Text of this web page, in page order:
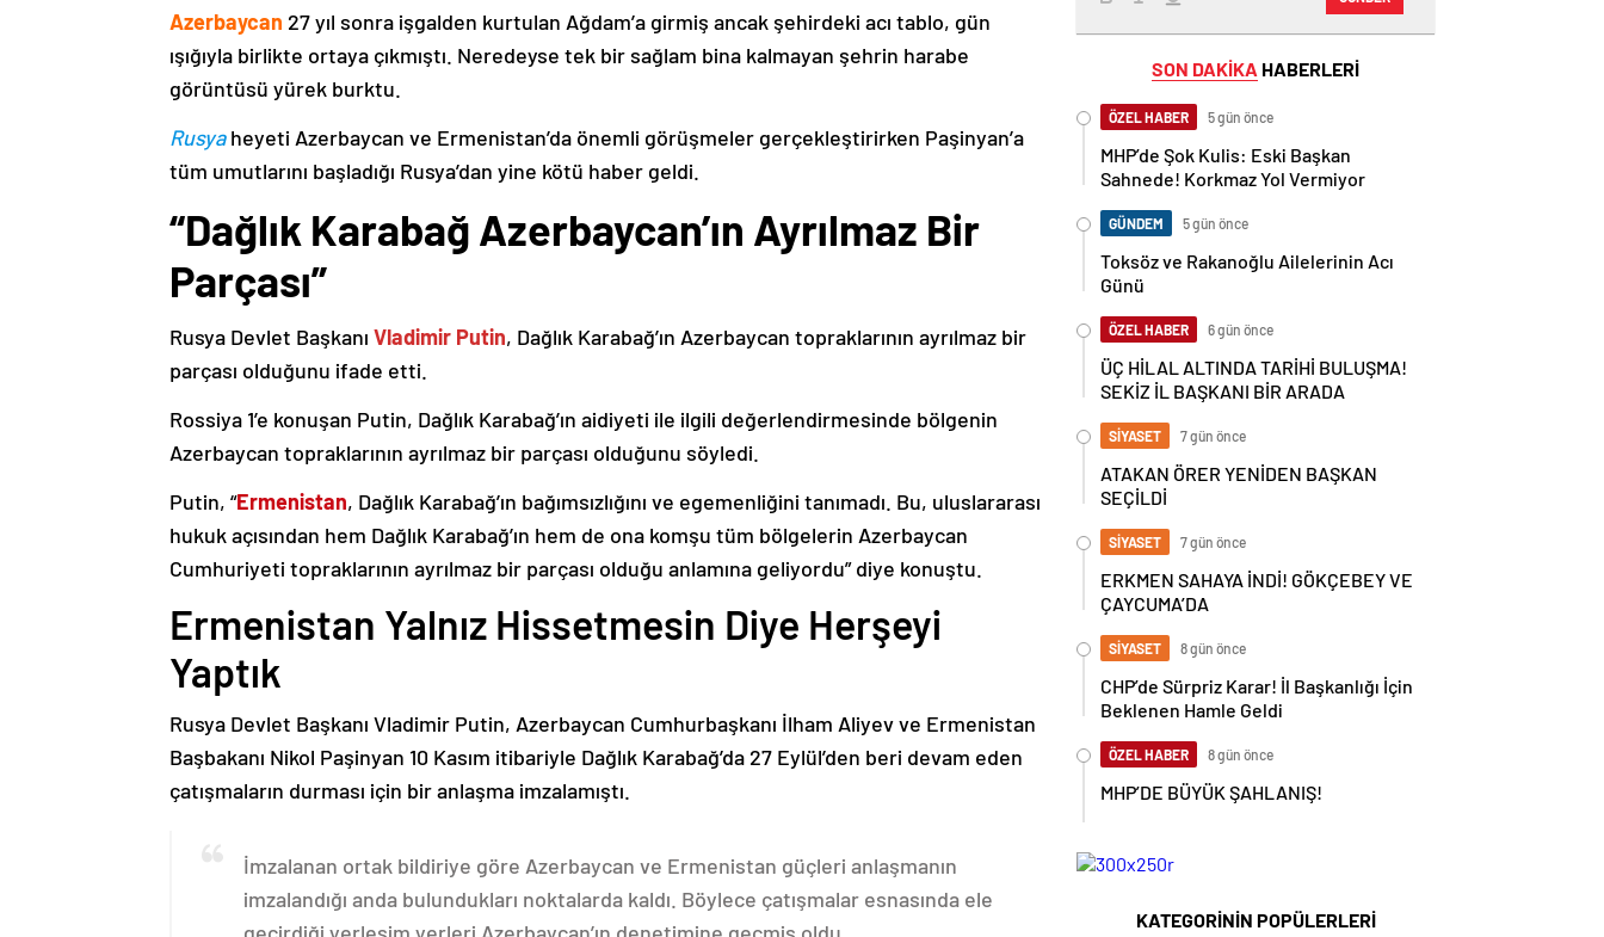
Azerbaycan 27 yıl sonra işgalden kurtulan Ağdam’a girmiş ancak şehirdeki acı tablo, gün
ışığıyla birlikte ortaya çıkmıştı. Neredeyse tek bir sağlam bina kalmayan şehrin harabe
görüntüsü yürek burktu.
Rusyaheyeti Azerbaycan ve Ermenistan’da önemli görüşmeler gerçekleştirirken Paşinyan’a
tüm umutlarını başladığı Rusya’dan yine kötü haber geldi.
“Dağlık Karabağ Azerbaycan’ın Ayrılmaz Bir
Parçası”
Rusya Devlet Başkanı Vladimir Putin, Dağlık Karabağ’ın Azerbaycan topraklarının ayrılmaz bir
parçası olduğunu ifade etti.
Rossiya 1’e konuşan Putin, Dağlık Karabağ’ın aidiyeti ile ilgili değerlendirmesinde bölgenin
Azerbaycan topraklarının ayrılmaz bir parçası olduğunu söyledi.
Putin, “Ermenistan, Dağlık Karabağ’ın bağımsızlığını ve egemenliğini tanımadı. Bu, uluslararası
hukuk açısından hem Dağlık Karabağ’ın hem de ona komşu tüm bölgelerin Azerbaycan
Cumhuriyeti topraklarının ayrılmaz bir parçası olduğu anlamına geliyordu” diye konuştu.
Ermenistan Yalnız Hissetmesin Diye Herşeyi
Yaptık
Rusya Devlet Başkanı Vladimir Putin, Azerbaycan Cumhurbaşkanı İlham Aliyev ve Ermenistan
Başbakanı Nikol Paşinyan 10 Kasım itibariyle Dağlık Karabağ’da 27 Eylül’den beri devam eden
çatışmaların durması için bir anlaşma imzalamıştı.
İmzalanan ortak bildiriye göre Azerbaycan ve Ermenistan güçleri anlaşmanın
imzalandığı anda bulundukları noktalarda kaldı. Böylece çatışmalar esnasında ele
SON DAKİKA HABERLERİ
ÖZEL HABER 5 gün önce
MHP’de Şok Kulis: Eski Başkan
Sahnede! Korkmaz Yol Vermiyor
GÜNDEM 5 gün önce
Toksöz ve Rakanoğlu Ailelerinin Acı
Günü
ÖZEL HABER 6 gün önce
ÜÇ HİLAL ALTINDA TARİHİ BULUŞMA!
SEKİZ İL BAŞKANI BİR ARADA
SİYASET 7 gün önce
ATAKAN ÖRER YENİDEN BAŞKAN
SEÇİLDİ
SİYASET 7 gün önce
ERKMEN SAHAYA İNDİ! GÖKÇEBEY VE
ÇAYCUMA’DA
SİYASET 8 gün önce
CHP’de Sürpriz Karar! İl Başkanlığı İçin
Beklenen Hamle Geldi
ÖZEL HABER 8 gün önce
MHP’DE BÜYÜK ŞAHLANIŞ!
KATEGORİNİN POPÜLERLERİ